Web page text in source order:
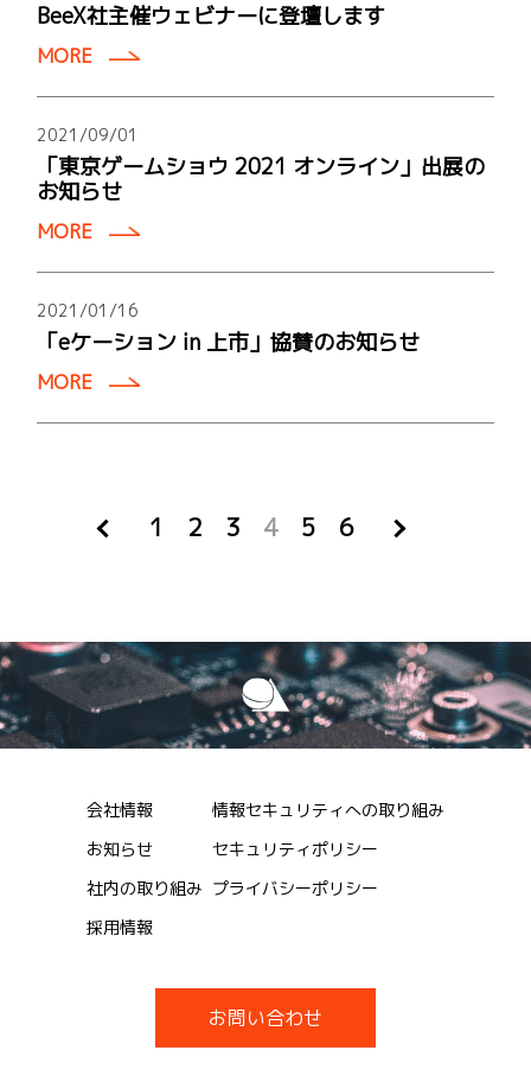
BeeX社主催ウェビナーに登壇します
MORE
2021/09/01
「東京ゲームショウ 2021 オンライン」出展の
お知らせ
MORE
2021/01/16
「eケーション in 上市」協賛のお知らせ
MORE
1 2 3 4 5 6
会社情報
お知らせ
社内の取り組み
採用情報
情報セキュリティへの取り組み
セキュリティポリシー
プライバシーポリシー
お問い合わせ